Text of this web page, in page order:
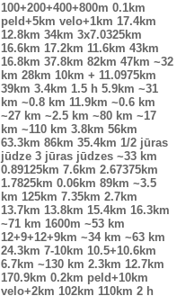
100+200+400+800m 0.1km
peld+5km velo+1km 17.4km
12.8km 34km 3x7.0325km
16.6km 17.2km 11.6km 43km
16.8km 37.8km 82km 47km ~32
km 28km 10km + 11.0975km
39km 3.4km 1.5 h 5.9km ~31
km ~0.8 km 11.9km ~0.6 km
~27 km ~2.5 km ~80 km ~17
km ~110 km 3.8km 56km
63.3km 86km 35.4km 1/2 jūras
jūdze 3 jūras jūdzes ~33 km
0.89125km 7.6km 2.67375km
1.7825km 0.06km 89km ~3.5
km 125km 7.35km 2.7km
13.7km 13.8km 15.4km 16.3km
~71 km 1600m ~53 km
12+9+12+9km ~34 km ~63 km
24.3km 7-10km 10.5+10.6km
6.7km ~130 km 2.3km 12.7km
170.9km 0.2km peld+10km
velo+2km 102km 110km 2 h